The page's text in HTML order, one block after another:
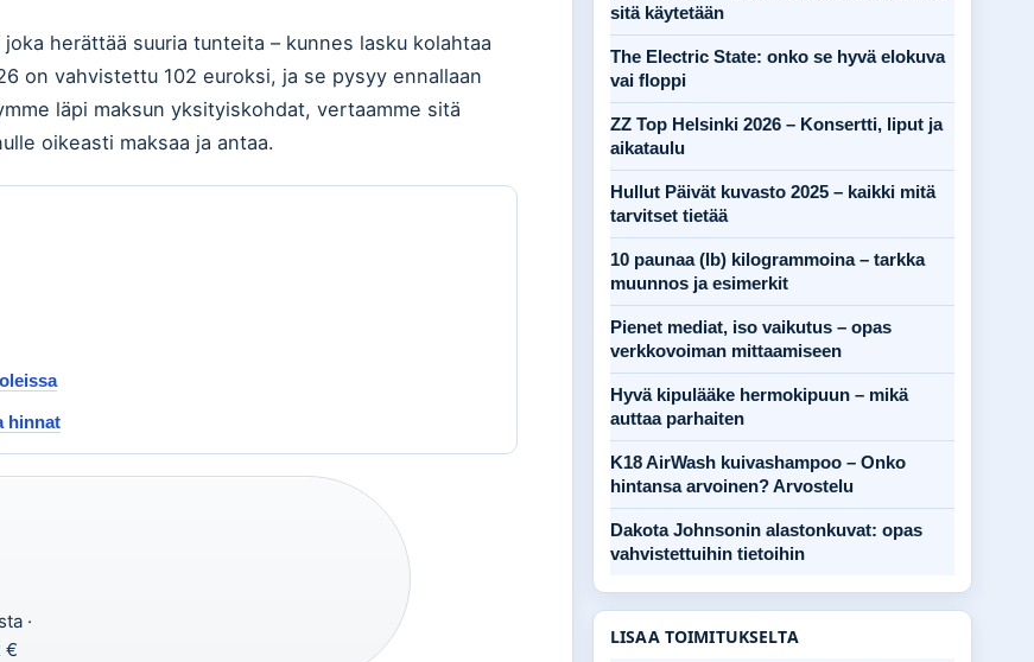
herättää suuria tunteita – kunnes lasku kolahtaa
on vahvistettu 102 euroksi, ja se pysyy ennallaan
läpi maksun yksityiskohdat, vertaamme sitä
oikeasti maksaa ja antaa.
hinnat
·
€
sitä käytetään
The Electric State: onko se hyvä elokuva
vai floppi
ZZ Top Helsinki 2026 – Konsertti, liput ja
aikataulu
Hullut Päivät kuvasto 2025 – kaikki mitä
tarvitset tietää
10 paunaa (lb) kilogrammoina – tarkka
muunnos ja esimerkit
Pienet mediat, iso vaikutus – opas
verkkovoiman mittaamiseen
Hyvä kipulääke hermokipuun – mikä
auttaa parhaiten
K18 AirWash kuivashampoo – Onko
hintansa arvoinen? Arvostelu
Dakota Johnsonin alastonkuvat: opas
vahvistettuihin tietoihin
LISAA TOIMITUKSELTA